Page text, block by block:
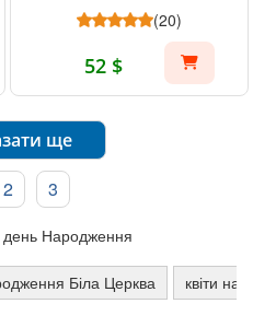
(20)
52 $
ще
2 3
день Народження
Біла Церква квіти